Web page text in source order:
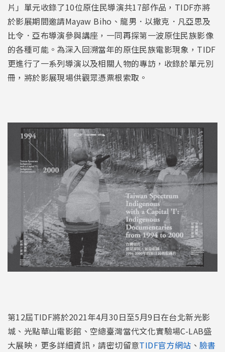
片」單元收錄了10位原住民導演共17部作品，TIDF亦將
於影展期間邀請Mayaw Biho、龍男．以撒克．凡亞思及
比令．亞布導演參與講座，一同再探第一波原住民族影像
的各種可能。為深入回溯當年的原住民族電影現象，TIDF
更進行了一系列導演以及相關人物的專訪，收錄於單元別
冊，將於影展現場供觀眾憑票根索取。
第12屆TIDF將於2021年4月30日至5月9日在台北新光影
城、光點華山電影館、空總臺灣當代文化實驗場C-LAB盛
大展映，更多詳細資訊，請密切留意TIDF官方網站 、臉書